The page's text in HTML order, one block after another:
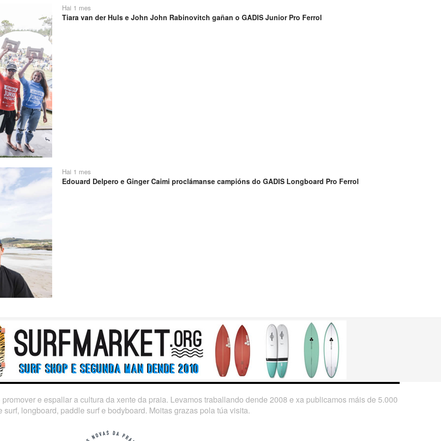
Hai 1 mes
Tiara van der Huls e John John Rabinovitch gañan o GADIS Junior Pro Ferrol
Hai 1 mes
Edouard Delpero e Ginger Caimi proclámanse campións do GADIS Longboard Pro Ferrol
e espallar a cultura da xente da praia. Levamos traballando dende 2008 e xa publicamos máis de 5.000
surf, longboard, paddle surf e bodyboard. Moitas grazas pola túa visita.